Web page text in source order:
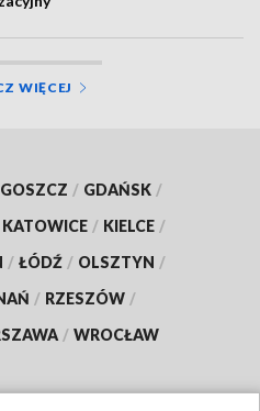
WIĘCEJ
/ GDAŃSK /
KATOWICE / KIELCE /
/ ŁÓDŹ / OLSZTYN /
/ RZESZÓW /
/ WROCŁAW